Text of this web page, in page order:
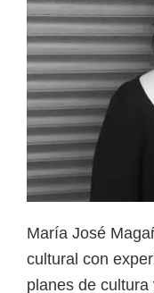
María José
cultural con
planes de